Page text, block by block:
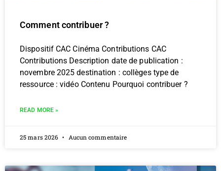
Comment contribuer ?
Dispositif CAC Cinéma Contributions CAC
Contributions Description date de publication :
novembre 2025 destination : collèges type de
ressource : vidéo Contenu Pourquoi contribuer ?
READ MORE »
25 mars 2026 Aucun commentaire